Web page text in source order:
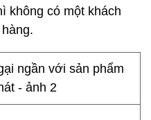
không có một khách